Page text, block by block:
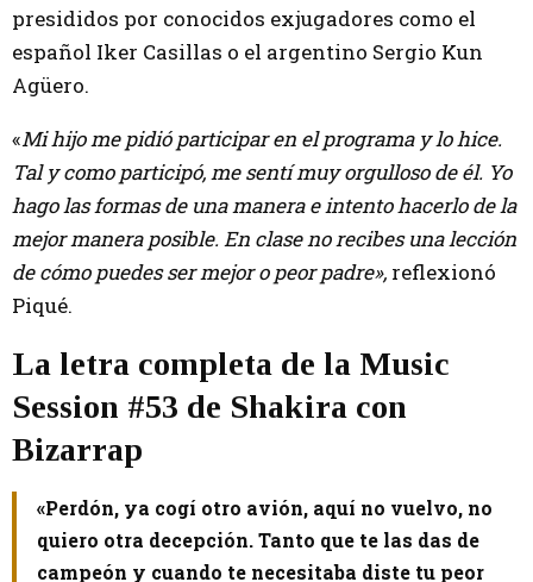
presididos por conocidos exjugadores como el
español Iker Casillas o el argentino Sergio Kun
Agüero.
«Mi hijo me pidió participar en el programa y lo hice.
Tal y como participó, me sentí muy orgulloso de él. Yo
hago las formas de una manera e intento hacerlo de la
mejor manera posible. En clase no recibes una lección
de cómo puedes ser mejor o peor padre», reflexionó
Piqué.
La letra completa de la Music
Session #53 de Shakira con
Bizarrap
«Perdón, ya cogí otro avión, aquí no vuelvo, no
quiero otra decepción. Tanto que te las das de
campeón y cuando te necesitaba diste tu peor